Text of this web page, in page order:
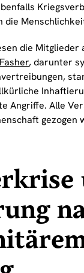
die
die Mitglieder
, darunter
Angriffe. Alle
gezogen